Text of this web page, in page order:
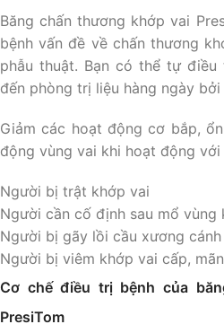
Băng chấn thương khớp vai
bệnh vấn đề về chấn thương
phẫu thuật. Bạn có thể tự
đến phòng trị liệu hàng ngày
Giảm các hoạt động cơ bắp,
động vùng vai khi hoạt động
Người bị trật khớp vai
Người cần cố định sau mổ vùng
Người bị gãy lồi cầu xương
Người bị viêm khớp vai cấp,
Cơ chế điều trị bệnh của
PresiTom